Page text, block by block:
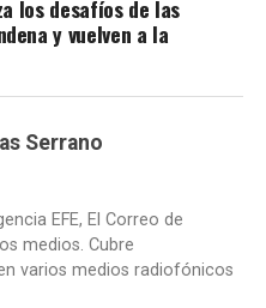
los desafíos de las
y vuelven a la
Serrano
EFE, El Correo de
medios. Cubre
varios medios radiofónicos